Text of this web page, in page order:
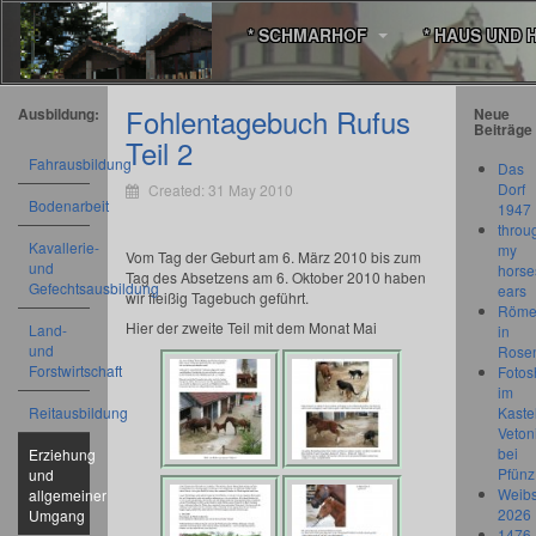
* SCHMARHOF * HAUS UND
Fohlentagebuch Rufus
Teil 2
Created: 31 May 2010
Vom Tag der Geburt am 6. März 2010 bis zum
Tag des Absetzens am 6. Oktober 2010 haben
wir fleißig Tagebuch geführt.
Hier der zweite Teil mit dem Monat Mai
Ausbildung:
Fahrausbildung
Bodenarbeit
Kavallerie-
und
Gefechtsausbildung
Land-
und
Forstwirtschaft
Reitausbildung
Erziehung
und
allgemeiner
Umgang
Neue
Beiträge
Das
Dorf
1947
my
ears
in
im
bei
Pfünz
2026